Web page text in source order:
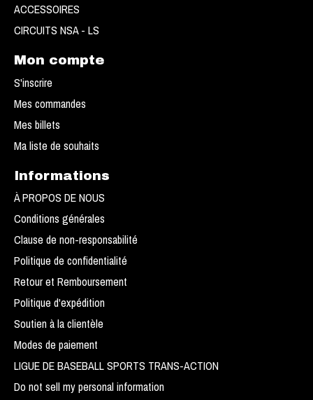
ACCESSOIRES
CIRCUITS NSA - LS
Mon compte
S'inscrire
Mes commandes
Mes billets
Ma liste de souhaits
Informations
À PROPOS DE NOUS
Conditions générales
Clause de non-responsabilité
Politique de confidentialité
Retour et Remboursement
Politique d'expédition
Soutien à la clientèle
Modes de paiement
LIGUE DE BASEBALL SPORTS TRANS-ACTION
Do not sell my personal information